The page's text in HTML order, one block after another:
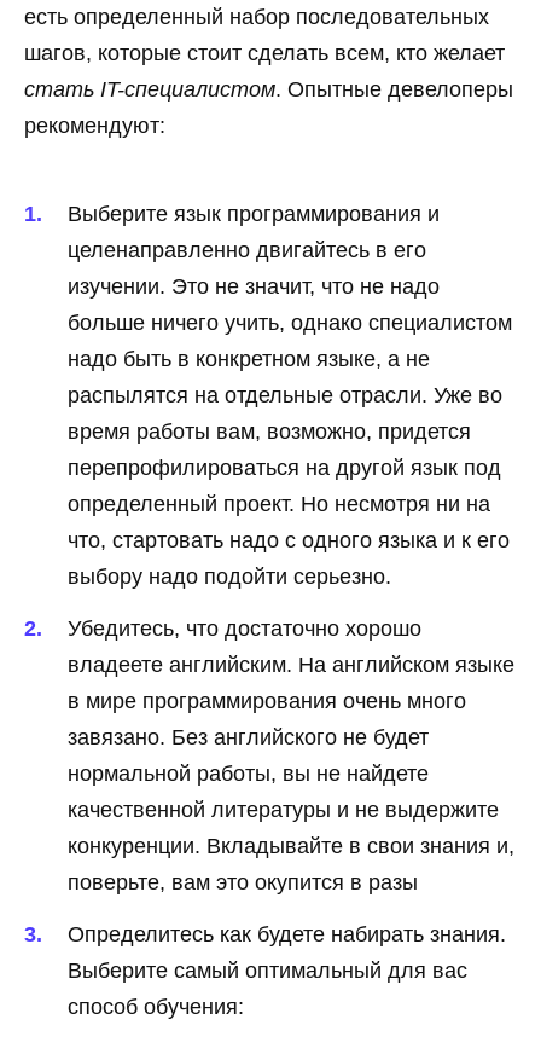
есть определенный набор последовательных
шагов, которые стоит сделать всем, кто желает
стать IT-специалистом. Опытные девелоперы
рекомендуют:
Выберите язык программирования и
целенаправленно двигайтесь в его
изучении. Это не значит, что не надо
больше ничего учить, однако специалистом
надо быть в конкретном языке, а не
распылятся на отдельные отрасли. Уже во
время работы вам, возможно, придется
перепрофилироваться на другой язык под
определенный проект. Но несмотря ни на
что, стартовать надо с одного языка и к его
выбору надо подойти серьезно.
Убедитесь, что достаточно хорошо
владеете английским. На английском языке
в мире программирования очень много
завязано. Без английского не будет
нормальной работы, вы не найдете
качественной литературы и не выдержите
конкуренции. Вкладывайте в свои знания и,
поверьте, вам это окупится в разы
Определитесь как будете набирать знания.
Выберите самый оптимальный для вас
способ обучения: